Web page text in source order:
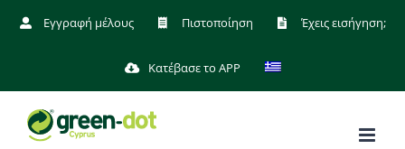
ΜετάβασηΕγγραφή μέλους Πιστοποίηση Έχεις εισήγηση;
Κατέβασε το APP